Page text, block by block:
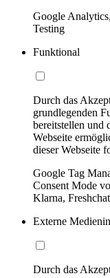
Google
Testing
Funktional
Durch das
grundlegenden
bereitstellen und
Webseite
dieser Webseite
Google Tag
Consent Mode
Klarna, Freshchat
Externe
Durch das